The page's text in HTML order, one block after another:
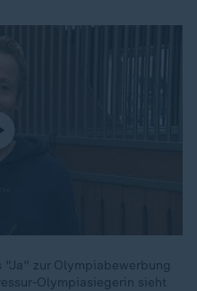
zur Olympiabewerbung
Olympiasiegerin sieht